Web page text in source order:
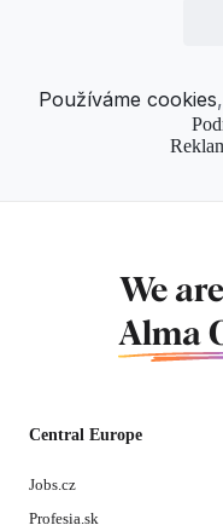
Používáme cookies
We
Alma
Central Europe
Jobs.cz
Profesia.sk